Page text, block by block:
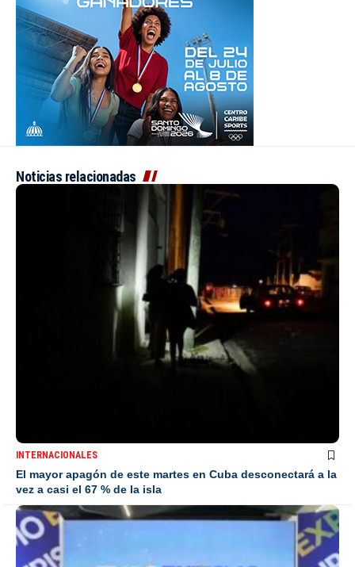
Noticias relacionadas
INTERNACIONALES
El mayor apagón de este martes en Cuba desconectará a la
vez a casi el 67 % de la isla